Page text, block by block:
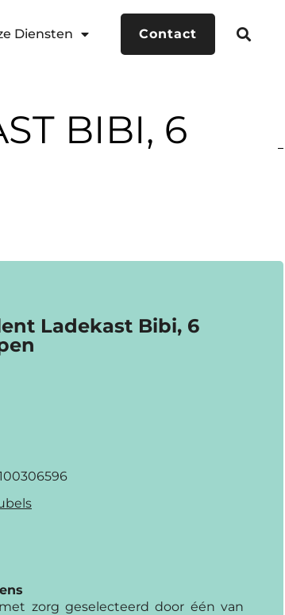
Diensten Contact
BIBI, 6
Ladekast Bibi, 6
zorg geselecteerd door één van